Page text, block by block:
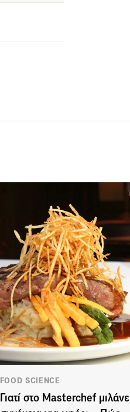
FOOD SCIENCE
Γιατί στο Masterchef μιλάνε